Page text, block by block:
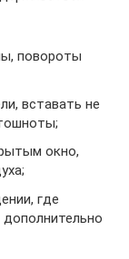
повороты
вставать не
окно,
где